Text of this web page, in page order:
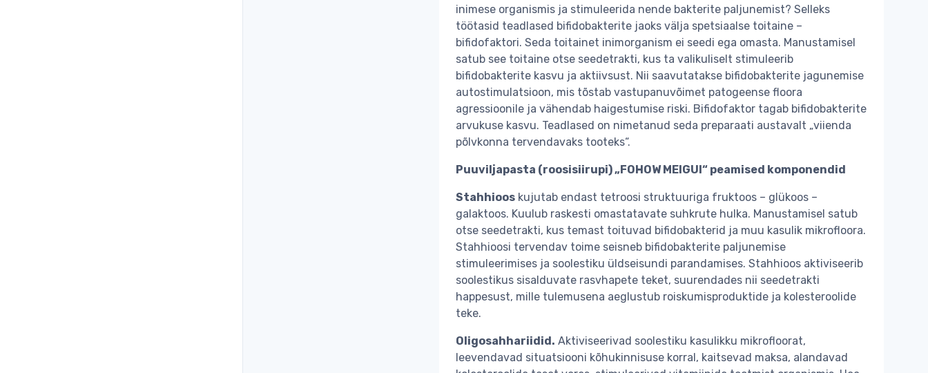
inimese organismis ja stimuleerida nende bakterite paljunemist? Selleks
töötasid teadlased bifidobakterite jaoks välja spetsiaalse toitaine –
bifidofaktori. Seda toitainet inimorganism ei seedi ega omasta. Manustamisel
satub see toitaine otse seedetrakti, kus ta valikuliselt stimuleerib
bifidobakterite kasvu ja aktiivsust. Nii saavutatakse bifidobakterite jagunemise
autostimulatsioon, mis tõstab vastupanuvõimet patogeense floora
agressioonile ja vähendab haigestumise riski. Bifidofaktor tagab bifidobakterite
arvukuse kasvu. Teadlased on nimetanud seda preparaati austavalt „viienda
põlvkonna tervendavaks tooteks“.
Puuviljapasta (roosisiirupi) „FOHOW MEIGUI“ peamised komponendid
Stahhioos kujutab endast tetroosi struktuuriga fruktoos – glükoos –
galaktoos. Kuulub raskesti omastatavate suhkrute hulka. Manustamisel satub
otse seedetrakti, kus temast toituvad bifidobakterid ja muu kasulik mikrofloora.
Stahhioosi tervendav toime seisneb bifidobakterite paljunemise
stimuleerimises ja soolestiku üldseisundi parandamises. Stahhioos aktiviseerib
soolestikus sisalduvate rasvhapete teket, suurendades nii seedetrakti
happesust, mille tulemusena aeglustub roiskumisproduktide ja kolesteroolide
teke.
Oligosahhariidid. Aktiviseerivad soolestiku kasulikku mikrofloorat,
leevendavad situatsiooni kõhukinnisuse korral, kaitsevad maksa, alandavad